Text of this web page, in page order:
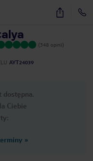
38
(348 opinii)
AYT24039
dostępna.
Ciebie
»